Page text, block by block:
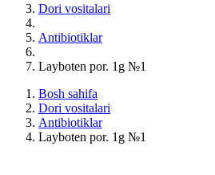
Dori vositalari
Antibiotiklar
Layboten por. 1g №1
Bosh sahifa
Dori vositalari
Antibiotiklar
Layboten por. 1g №1